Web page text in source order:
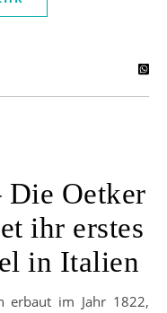
Die Oetker
ihr erstes
in Italien